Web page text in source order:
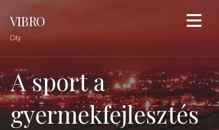
VIBRO
City
A sport a
gyermekfejlesztés